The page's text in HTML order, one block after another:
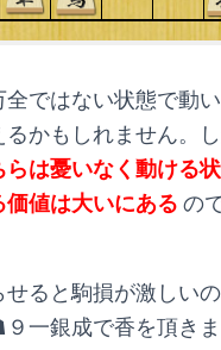
ではない状態で動
かもしれません。し
は憂いなく動ける
値は大いにある の
せると駒損が激しい
一銀成で香を頂きま